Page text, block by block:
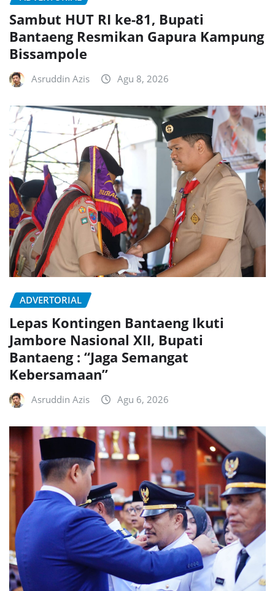
Sambut HUT RI ke-81, Bupati
Bantaeng Resmikan Gapura Kampung
Bissampole
Asruddin Azis Agu 8, 2026
ADVERTORIAL
Lepas Kontingen Bantaeng Ikuti
Jambore Nasional XII, Bupati
Bantaeng : “Jaga Semangat
Kebersamaan”
Asruddin Azis Agu 6, 2026